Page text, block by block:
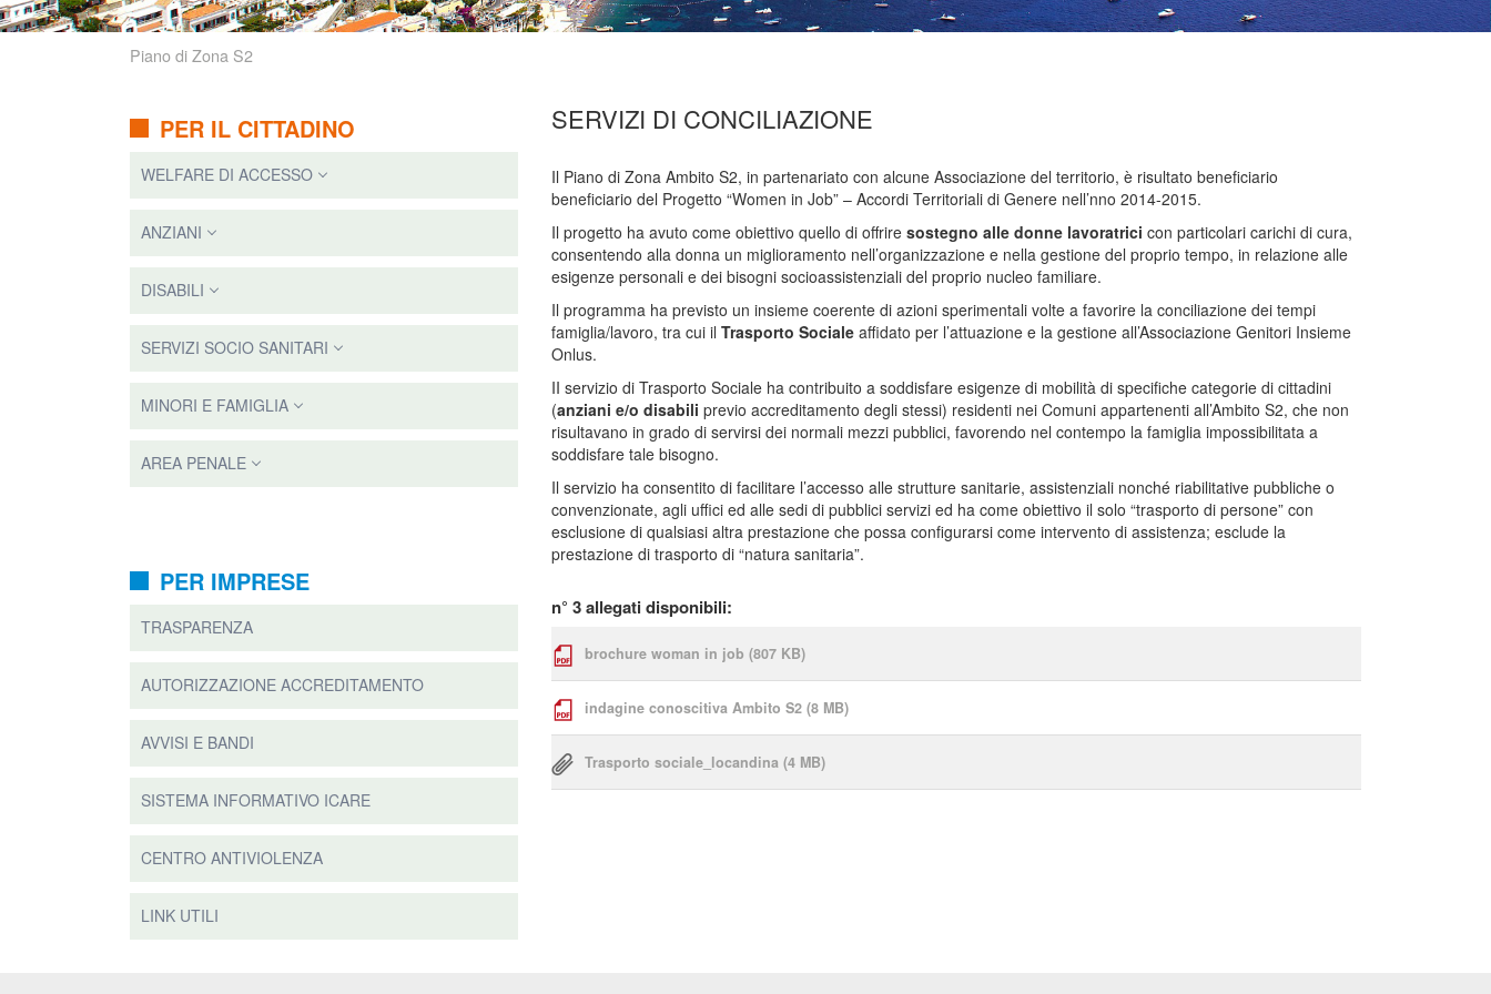
Piano di Zona S2
PER IL CITTADINO
WELFARE DI ACCESSO
ANZIANI
DISABILI
SERVIZI SOCIO SANITARI
MINORI E FAMIGLIA
AREA PENALE
PER IMPRESE
TRASPARENZA
AUTORIZZAZIONE ACCREDITAMENTO
AVVISI E BANDI
SISTEMA INFORMATIVO ICARE
CENTRO ANTIVIOLENZA
LINK UTILI
SERVIZI DI CONCILIAZIONE
Il Piano di Zona Ambito S2, in partenariato con alcune Associazione del territorio, è risultato beneficiario
beneficiario del Progetto “Women in Job” – Accordi Territoriali di Genere nell’nno 2014-2015.
Il progetto ha avuto come obiettivo quello di offrire sostegno alle donne lavoratrici con particolari carichi di cura,
consentendo alla donna un miglioramento nell’organizzazione e nella gestione del proprio tempo, in relazione alle
esigenze personali e dei bisogni socioassistenziali del proprio nucleo familiare.
Il programma ha previsto un insieme coerente di azioni sperimentali volte a favorire la conciliazione dei tempi
famiglia/lavoro, tra cui il Trasporto Sociale affidato per l’attuazione e la gestione all’Associazione Genitori Insieme
Onlus.
II servizio di Trasporto Sociale ha contribuito a soddisfare esigenze di mobilità di specifiche categorie di cittadini
(anziani e/o disabili previo accreditamento degli stessi) residenti nei Comuni appartenenti all’Ambito S2, che non
risultavano in grado di servirsi dei normali mezzi pubblici, favorendo nel contempo la famiglia impossibilitata a
soddisfare tale bisogno.
Il servizio ha consentito di facilitare l’accesso alle strutture sanitarie, assistenziali nonché riabilitative pubbliche o
convenzionate, agli uffici ed alle sedi di pubblici servizi ed ha come obiettivo il solo “trasporto di persone” con
esclusione di qualsiasi altra prestazione che possa configurarsi come intervento di assistenza; esclude la
prestazione di trasporto di “natura sanitaria”.
n° 3 allegati disponibili:
brochure woman in job (807 KB)
indagine conoscitiva Ambito S2 (8 MB)
Trasporto sociale_locandina (4 MB)